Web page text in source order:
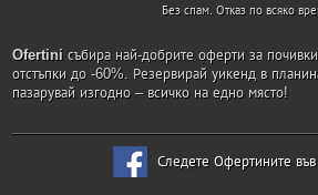
Без спам. Отказ по всяко
Ofertini събира най-добрите оферти за
отстъпки до -60%. Резервирай уикенд в
пазарувай изгодно – всичко на едно място!
Следете Офертините